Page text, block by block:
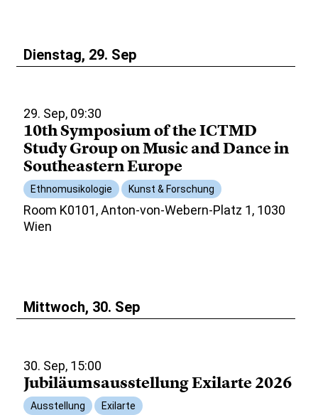
Dienstag, 29. Sep
29. Sep, 09:30
10th Symposium of the ICTMD
Study Group on Music and Dance in
Southeastern Europe
Ethnomusikologie Kunst & Forschung
Room K0101, Anton-von-Webern-Platz 1, 1030
Wien
Mittwoch, 30. Sep
30. Sep, 15:00
Jubiläumsausstellung Exilarte 2026
Ausstellung Exilarte